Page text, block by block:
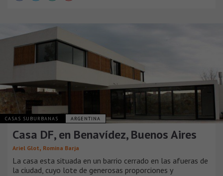
CASAS SUBURBANAS ARGENTINA
Casa DF, en Benavídez, Buenos Aires
Ariel Glot, Romina Barja
La casa esta situada en un barrio cerrado en las afueras de
la ciudad, cuyo lote de generosas proporciones y